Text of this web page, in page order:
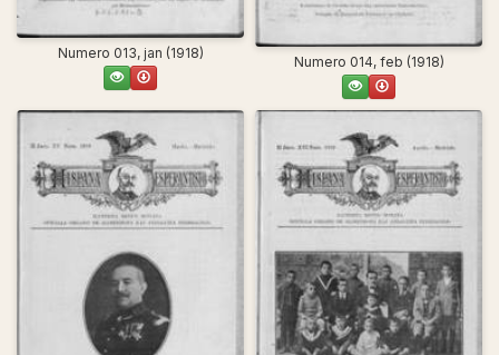
Numero 013, jan (1918)
Numero 014, feb (1918)